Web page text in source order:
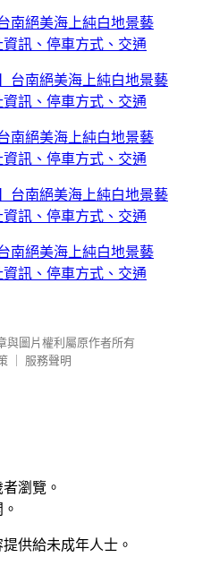
南絕美海上純白地景藝
訊、停車方式、交通
南絕美海上純白地景藝
訊、停車方式、交通
南絕美海上純白地景藝
訊、停車方式、交通
與圖片權利屬原作者所有
服務聲明
瀏覽。
供給未成年人士。